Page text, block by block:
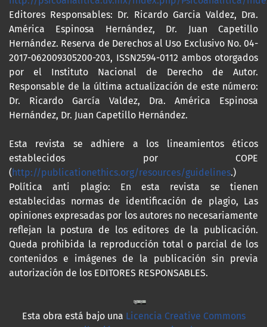
Editores Responsables: Dr. Ricardo Garcia Valdez, Dra.
América Espinosa Hernández, Dr. Juan Capetillo
Hernández. Reserva de Derechos al Uso Exclusivo No. 04-
2017-062009305200-203, ISSN2594-0112 ambos otorgados
por el Instituto Nacional de Derecho de Autor.
Responsable de la última actualización de este número:
Dr. Ricardo García Valdez, Dra. América Espinosa
Hernández, Dr. Juan Capetillo Hernández.
Esta revista se adhiere a los lineamientos éticos
establecidos por COPE
(http://publicationethics.org/resources/guidelines.)
Política anti plagio: En esta revista se tienen
establecidas normas de identificación de plagio, Las
opiniones expresadas por los autores no necesariamente
reflejan la postura de los editores de la publicación.
Queda prohibida la reproducción total o parcial de los
contenidos e imágenes de la publicación sin previa
autorización de los EDITORES RESPONSABLES.
Esta obra está bajo una Licencia Creative Commons